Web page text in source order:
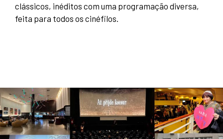
clássicos, inéditos com uma programação diversa,
feita para todos os cinéfilos.